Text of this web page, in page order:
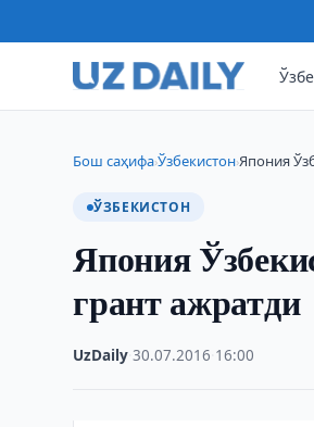
Бош саҳифа›Ўзбекистон›Япония
ЎЗБЕКИСТОН
Япония
грант ажратди
UzDaily ·30.07.2016 16:00